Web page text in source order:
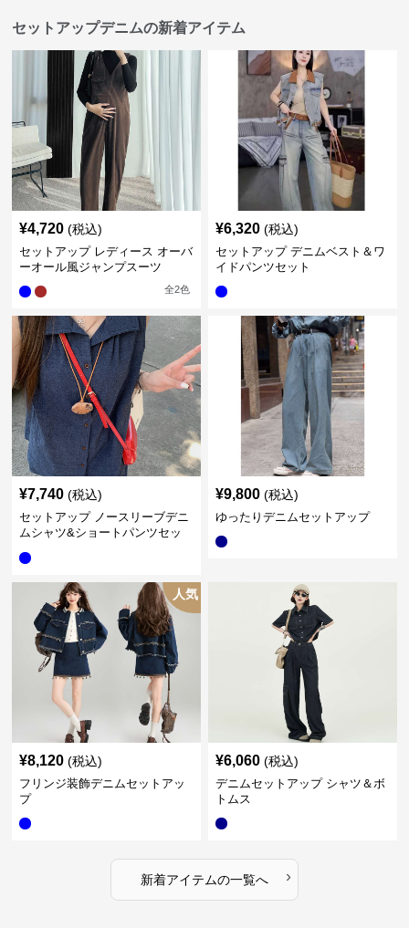
セットアップデニムの新着アイテム
¥4,720 (税込)
セットアップ レディース オーバ
ーオール風ジャンプスーツ
全2色
¥6,320 (税込)
セットアップ デニムベスト＆ワ
イドパンツセット
¥7,740 (税込)
セットアップ ノースリーブデニ
ムシャツ&ショートパンツセッ
¥9,800 (税込)
ゆったりデニムセットアップ
人気
¥8,120 (税込)
フリンジ装飾デニムセットアッ
プ
¥6,060 (税込)
デニムセットアップ シャツ＆ボ
トムス
新着アイテムの一覧へ ›